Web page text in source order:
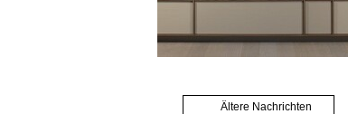
Ältere Nachrichten